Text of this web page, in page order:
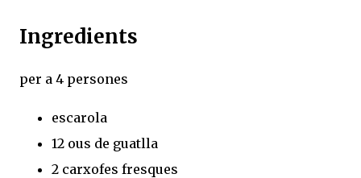
Ingredients
per a 4 persones
escarola
12 ous de guatlla
2 carxofes fresques